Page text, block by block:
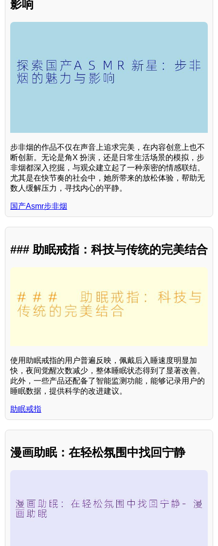
影响
步非烟的作品不仅在声音上追求完美，在内容创意上也不
断创新。无论是角X 扮演，还是日常生活场景的模拟，步
非烟都深入挖掘，与观众建立起了一种亲密的情感联结。
尤其是在快节奏的社会中，她所带来的放松体验，帮助无
数人缓解压力，寻找内心的平静。
国产Asmr步非烟
### 助眠戒指：科技与传统的完美结合
使用助眠戒指的用户普遍反映，佩戴后入睡速度明显加
快，夜间觉醒次数减少，整体睡眠状态得到了显著改善。
此外，一些产品还配备了智能监测功能，能够记录用户的
睡眠数据，提供科学的改进建议。
助眠戒指
漫画助眠：在轻松氛围中找回宁静